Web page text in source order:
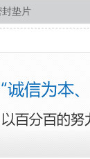
封垫片